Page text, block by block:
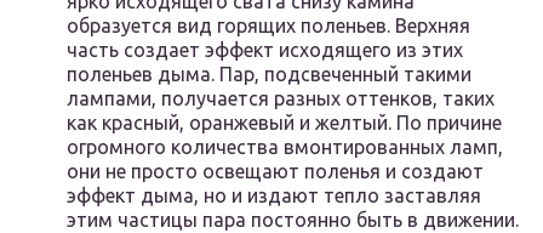
образуется вид горящих поленьев. Верхняя
часть создает эффект исходящего из этих
поленьев дыма. Пар, подсвеченный такими
лампами, получается разных оттенков, таких
как красный, оранжевый и желтый. По причине
огромного количества вмонтированных ламп,
они не просто освещают поленья и создают
эффект дыма, но и издают тепло заставляя
этим частицы пара постоянно быть в движении.